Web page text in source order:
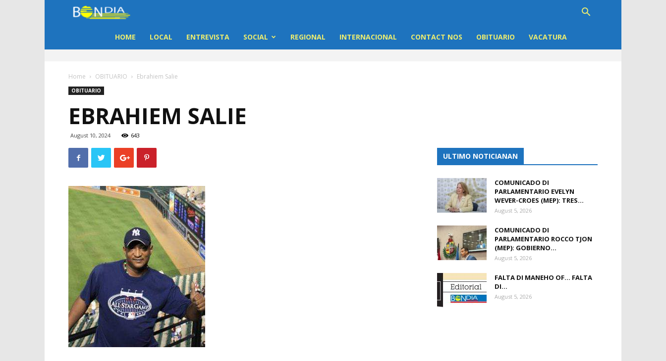
Dia
Noticia
di
Aruba
HOME LOCAL ENTREVISTA SOCIAL REGIONAL INTERNACIONAL CONTACT NOS OBITUARIO VACATURA
Home OBITUARIO Ebrahiem Salie
OBITUARIO
EBRAHIEM SALIE
August 10, 2024 643
ULTIMO NOTICIANAN
COMUNICADO DI
PARLAMENTARIO EVELYN
WEVER-CROES (MEP): TRES...
August 5, 2026
COMUNICADO DI
PARLAMENTARIO ROCCO TJON
(MEP): GOBIERNO...
August 5, 2026
FALTA DI MANEHO OF… FALTA
DI...
August 5, 2026